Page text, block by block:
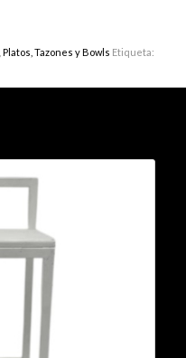
Platos, Tazones y Bowls Etiqueta: